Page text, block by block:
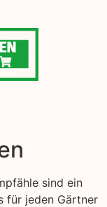
sind ein
für jeden Gärtner